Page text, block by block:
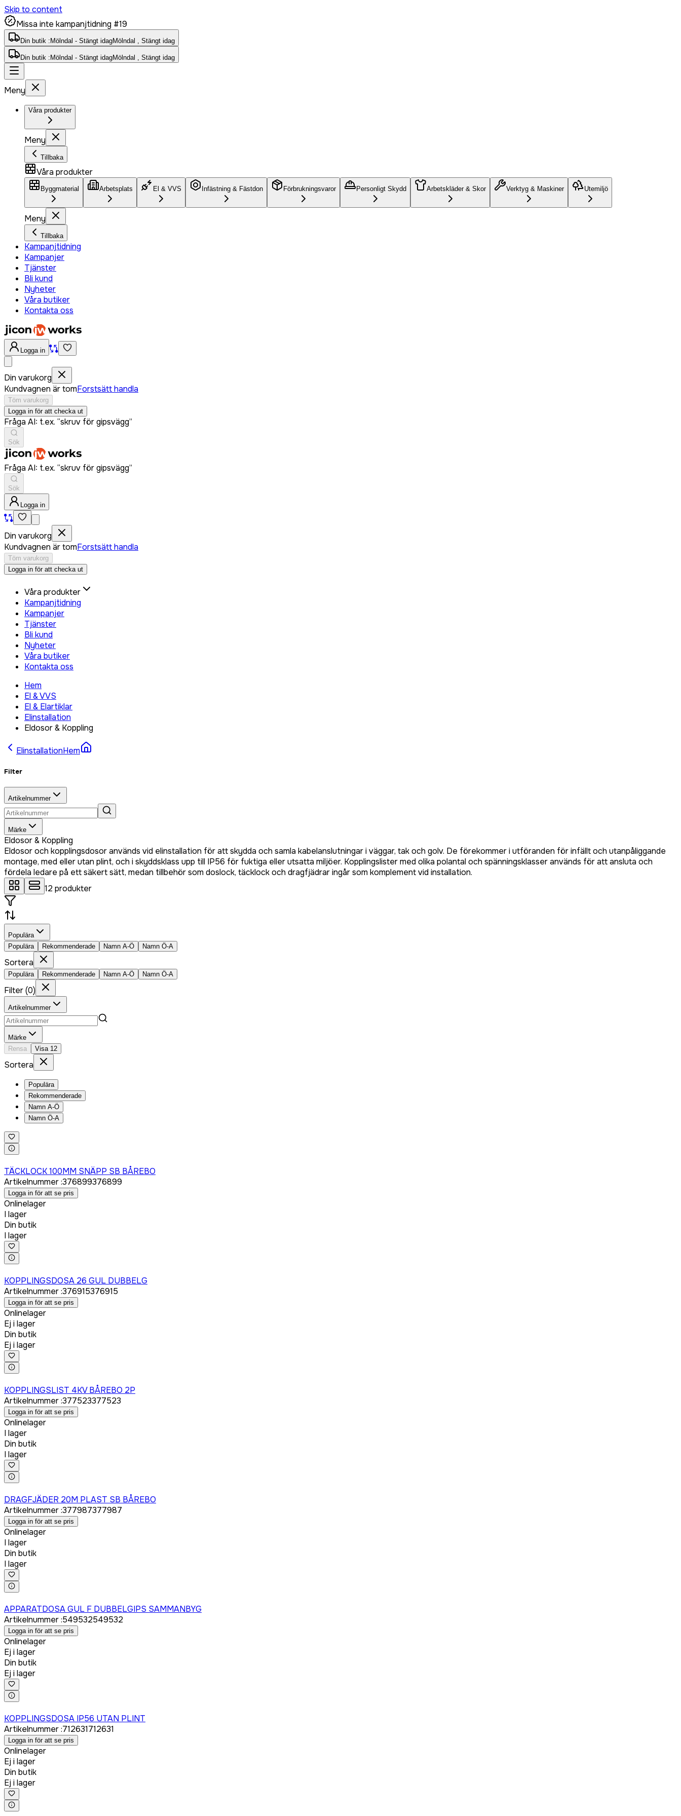
Skip to content
Missa inte kampanjtidning #19
Din butik : Mölndal - Stängt idagMölndal , Stängt idag
Din butik : Mölndal - Stängt idagMölndal , Stängt idag
Meny
Våra produkter
Meny
Tillbaka
Våra produkter
Byggmaterial Arbetsplats El & VVS Infästning & Fästdon Förbrukningsvaror Personligt Skydd Arbetskläder & Skor Verktyg & Maskiner Utemiljö
Meny
Tillbaka
Kampanjtidning
Kampanjer
Tjänster
Bli kund
Nyheter
Våra butiker
Kontakta oss
Logga in
Din varukorg
Kundvagnen är tomForstsätt handla
Töm varukorg
Logga in för att checka ut
Fråga AI: t.ex. “skruv för gipsvägg”
Sök
Fråga AI: t.ex. “skruv för gipsvägg”
Sök
Logga in
Din varukorg
Kundvagnen är tomForstsätt handla
Töm varukorg
Logga in för att checka ut
Våra produkter
Kampanjtidning
Kampanjer
Tjänster
Bli kund
Nyheter
Våra butiker
Kontakta oss
Hem
El & VVS
El & Elartiklar
Elinstallation
Eldosor & Koppling
ElinstallationHem
Filter
Artikelnummer
Märke
Eldosor & Koppling
Eldosor och kopplingsdosor används vid elinstallation för att skydda och samla kabelanslutningar i väggar, tak och golv. De förekommer i utföranden för infällt och utanpåliggande
montage, med eller utan plint, och i skyddsklass upp till IP56 för fuktiga eller utsatta miljöer. Kopplingslister med olika polantal och spänningsklasser används för att ansluta och
fördela ledare på ett säkert sätt, medan tillbehör som doslock, täcklock och dragfjädrar ingår som komplement vid installation.
12 produkter
Populära
Populära
Rekommenderade Namn A-Ö Namn Ö-A
Sortera
Populära Rekommenderade Namn A-Ö Namn Ö-A
Filter(0)
Artikelnummer
Märke
Rensa
Visa 12
Sortera
Populära
Rekommenderade
Namn A-Ö
Namn Ö-A
TÄCKLOCK 100MM SNÄPP SB BÅREBO
Artikelnummer:376899376899
Logga in för att se pris
Onlinelager
I lager
Din butik
I lager
KOPPLINGSDOSA 26 GUL DUBBELG
Artikelnummer:376915376915
Logga in för att se pris
Onlinelager
Ej i lager
Din butik
Ej i lager
KOPPLINGSLIST 4KV BÅREBO 2P
Artikelnummer:377523377523
Logga in för att se pris
Onlinelager
I lager
Din butik
I lager
DRAGFJÄDER 20M PLAST SB BÅREBO
Artikelnummer:377987377987
Logga in för att se pris
Onlinelager
I lager
Din butik
I lager
APPARATDOSA GUL F DUBBELGIPS SAMMANBYG
Artikelnummer:549532549532
Logga in för att se pris
Onlinelager
Ej i lager
Din butik
Ej i lager
KOPPLINGSDOSA IP56 UTAN PLINT
Artikelnummer:712631712631
Logga in för att se pris
Onlinelager
Ej i lager
Din butik
Ej i lager